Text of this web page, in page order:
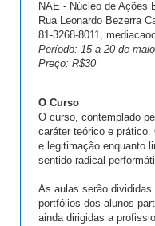
NAE - Núcleo de Ações
Rua Leonardo Bezerra
81-3268-8011,
Período: 15 a 20 de
Preço: R$30
O Curso
O curso, contemplado
caráter teórico e
e legitimação enquanto
sentido radical
As aulas serão
portfólios dos alunos
ainda dirigidas a